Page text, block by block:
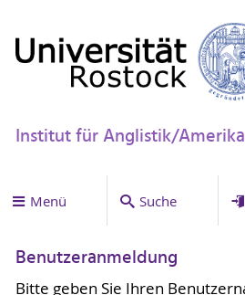
Institut für Anglistik/
Menü Suche
Benutzeranmeldung
Bitte geben Sie Ihren